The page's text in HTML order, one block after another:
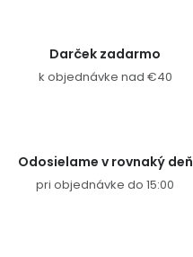
Darček zadarmo
k objednávke nad €40
Odosielame v rovnaký deň
pri objednávke do 15:00